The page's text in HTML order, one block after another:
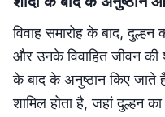
विवाह समारोह के बाद,
और उनके विवाहित जीवन
के बाद के अनुष्ठान किए जाते
शामिल होता है, जहां दुल्हन